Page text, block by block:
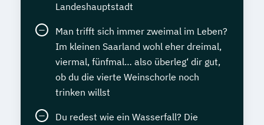
Landeshauptstadt
Man trifft sich immer zweimal im Leben?
Im kleinen Saarland wohl eher dreimal,
viermal, fünfmal… also überleg‘ dir gut,
ob du die vierte Weinschorle noch
trinken willst
Du redest wie ein Wasserfall? Die